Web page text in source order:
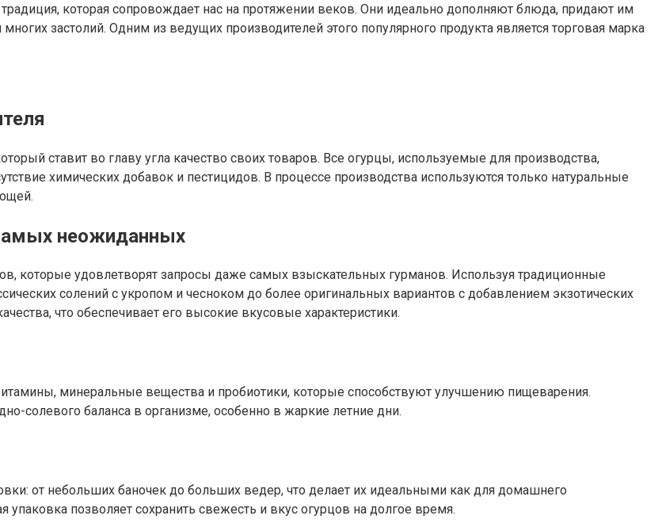
которая сопровождает нас на протяжении веков. Они идеально дополняют блюда, придают им
застолий. Одним из ведущих производителей этого популярного продукта является торговая марка
ставит во главу угла качество своих товаров. Все огурцы, используемые для производства,
химических добавок и пестицидов. В процессе производства используются только натуральные
неожиданных
которые удовлетворят запросы даже самых взыскательных гурманов. Используя традиционные
солений с укропом и чесноком до более оригинальных вариантов с добавлением экзотических
что обеспечивает его высокие вкусовые характеристики.
минеральные вещества и пробиотики, которые способствуют улучшению пищеварения.
солевого баланса в организме, особенно в жаркие летние дни.
от небольших баночек до больших ведер, что делает их идеальными как для домашнего
упаковка позволяет сохранить свежесть и вкус огурцов на долгое время.